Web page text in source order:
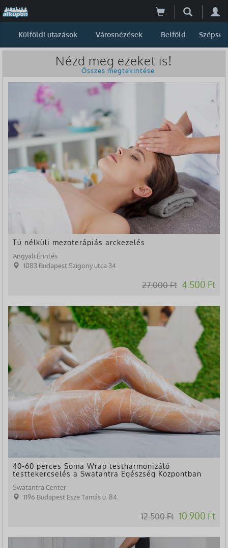
Külföldi utazások Városnézések Belföld Szépség
Nézd meg ezeket is!
Összes megtekintése
Tű nélküli mezoterápiás arckezelés
Angyali Érintés
1083 Budapest Szigony utca 34.
27.000 Ft 4.500 Ft
-13%
40-60 perces Soma Wrap testharmonizáló
testtekercselés a Swatantra Egészség Központban
Swatantra Center
1196 Budapest Esze Tamás u. 84.
12.500 Ft 10.900 Ft